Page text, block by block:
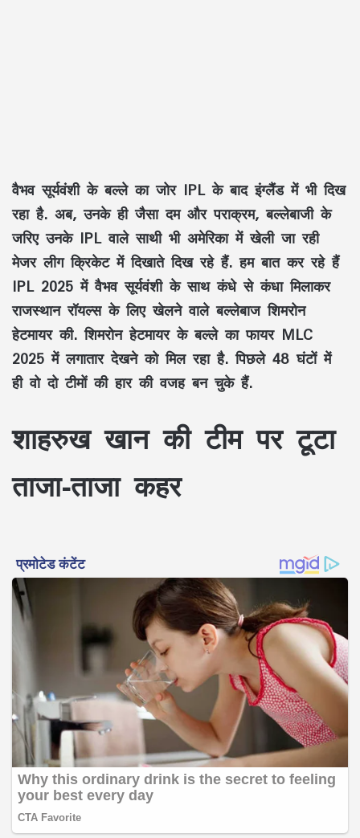
वैभव सूर्यवंशी के बल्ले का जोर IPL के बाद इंग्लैंड में भी दिख
रहा है. अब, उनके ही जैसा दम और पराक्रम, बल्लेबाजी के
जरिए उनके IPL वाले साथी भी अमेरिका में खेली जा रही
मेजर लीग क्रिकेट में दिखाते दिख रहे हैं. हम बात कर रहे हैं
IPL 2025 में वैभव सूर्यवंशी के साथ कंधे से कंधा मिलाकर
राजस्थान रॉयल्स के लिए खेलने वाले बल्लेबाज शिमरोन
हेटमायर की. शिमरोन हेटमायर के बल्ले का फायर MLC
2025 में लगातार देखने को मिल रहा है. पिछले 48 घंटों में
ही वो दो टीमों की हार की वजह बन चुके हैं.
शाहरुख खान की टीम पर टूटा
ताजा-ताजा कहर